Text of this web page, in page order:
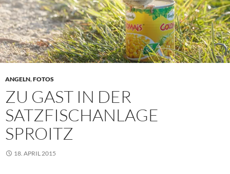
ANGELN,FOTOS
ZU GAST IN DER
SATZFISCHANLAGE
SPROITZ
18. APRIL 2015